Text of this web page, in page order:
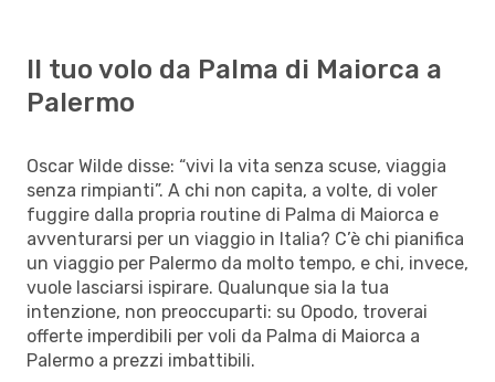
Il tuo volo da Palma di Maiorca a
Palermo
Oscar Wilde disse: “vivi la vita senza scuse, viaggia
senza rimpianti”. A chi non capita, a volte, di voler
fuggire dalla propria routine di Palma di Maiorca e
avventurarsi per un viaggio in Italia? C’è chi pianifica
un viaggio per Palermo da molto tempo, e chi, invece,
vuole lasciarsi ispirare. Qualunque sia la tua
intenzione, non preoccuparti: su Opodo, troverai
offerte imperdibili per voli da Palma di Maiorca a
Palermo a prezzi imbattibili.